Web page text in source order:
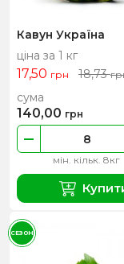
Кавун Україна
ціна за 1 кг
17,50 грн 18,73
мін. кільк. 8кг
сума
140,00 грн
СЕЗОН